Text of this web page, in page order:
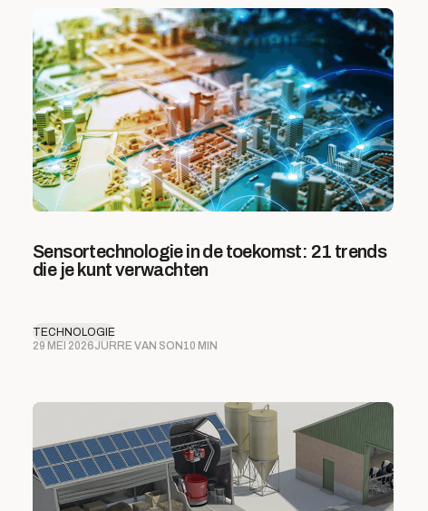
Sensortechnologie in de toekomst: 21 trends
die je kunt verwachten
TECHNOLOGIE
29 MEI 2026JURRE VAN SON 10 MIN